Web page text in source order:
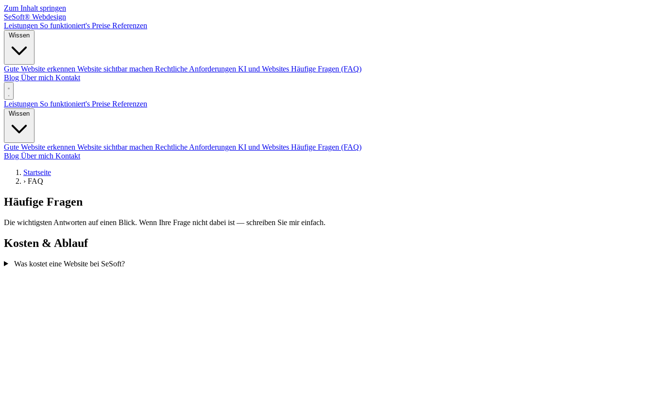
Zum Inhalt springen
SeSoft® Webdesign
Leistungen So funktioniert's Preise Referenzen
Gute Website erkennen Website sichtbar machen Rechtliche Anforderungen KI und Websites Häufige Fragen (FAQ)
Blog Über mich Kontakt
Leistungen So funktioniert's Preise Referenzen
Gute Website erkennen Website sichtbar machen Rechtliche Anforderungen KI und Websites Häufige Fragen (FAQ)
Blog Über mich Kontakt
Startseite
› FAQ
Häufige Fragen
Die wichtigsten Antworten auf einen Blick. Wenn Ihre Frage nicht dabei ist — schreiben Sie mir einfach.
Kosten & Ablauf
Was kostet eine Website bei SeSoft?